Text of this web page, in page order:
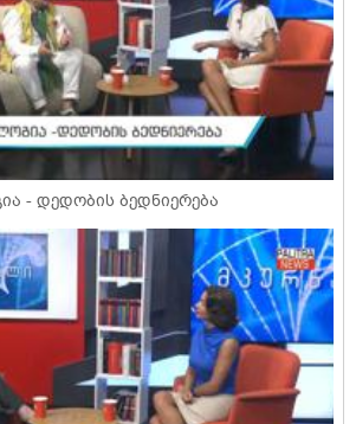
- დედობის ბედნიერება